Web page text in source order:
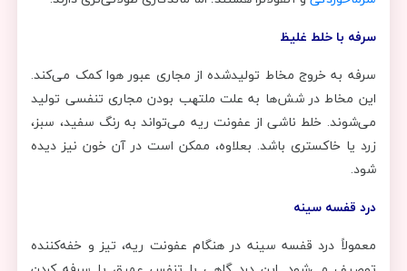
سرفه با خلط غلیظ
سرفه به خروج مخاط تولیدشده از مجاری عبور هوا کمک می‌کند.
این مخاط در شش‌ها به علت ملتهب بودن مجاری تنفسی تولید
می‌شوند. خلط ناشی از عفونت ریه می‌تواند به رنگ سفید، سبز،
زرد یا خاکستری باشد. بعلاوه، ممکن است در آن خون نیز دیده
شود.
درد قفسه سینه
معمولاً درد قفسه سینه در هنگام عفونت ریه، تیز و خفه‌کننده